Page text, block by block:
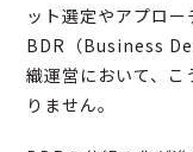
ット選定やアプロ
BDR（Business
織運営において、
りません。